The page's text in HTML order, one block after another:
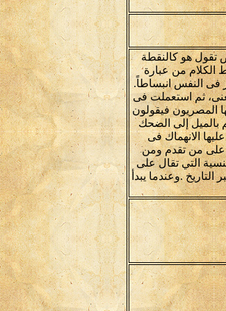
تقول هو كالنقطة
الكلام من عبارة
فى النفس انبساطاً.
ثم استعملت فى
المصريون فيقولون
بالميل إلى الضحك
الانهماك فى
على من تقدم ومن
التي تقال على
.وعندما يبدأ